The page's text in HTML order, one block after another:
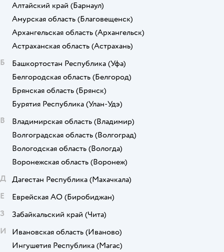
Алтайский край (Барнаул)
Амурская область (Благовещенск)
Архангельская область (Архангельск)
Астраханская область (Астрахань)
Б
Башкортостан Республика (Уфа)
Белгородская область (Белгород)
Брянская область (Брянск)
Бурятия Республика (Улан-Удэ)
В
Владимирская область (Владимир)
Волгоградская область (Волгоград)
Вологодская область (Вологда)
Воронежская область (Воронеж)
Д Дагестан Республика (Махачкала)
Е
Еврейская АО (Биробиджан)
З
Забайкальский край (Чита)
И
Ивановская область (Иваново)
Ингушетия Республика (Магас)